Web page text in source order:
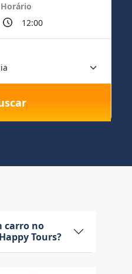
Horário
carro no
Tours?